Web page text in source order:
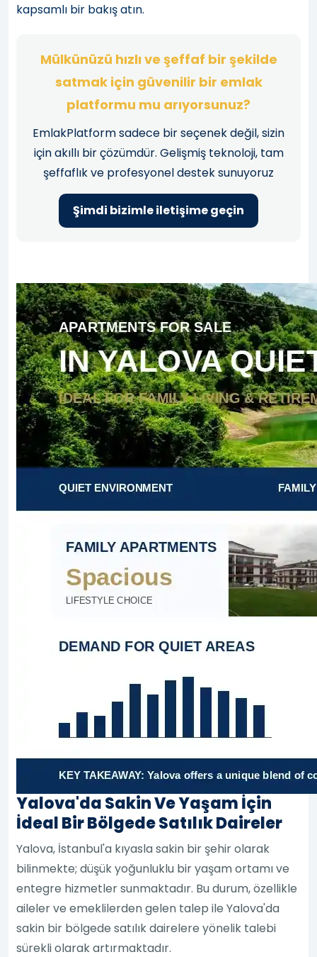
kapsamlı bir bakış atın.
Mülkünüzü hızlı ve şeffaf bir şekilde
satmak için güvenilir bir emlak
platformu mu arıyorsunuz?
EmlakPlatform sadece bir seçenek değil, sizin
için akıllı bir çözümdür. Gelişmiş teknoloji, tam
şeffaflık ve profesyonel destek sunuyoruz
Şimdi bizimle iletişime geçin
Yalova'da Sakin Ve Yaşam İçin
İdeal Bir Bölgede Satılık Daireler
Yalova, İstanbul'a kıyasla sakin bir şehir olarak
bilinmekte; düşük yoğunluklu bir yaşam ortamı ve
entegre hizmetler sunmaktadır. Bu durum, özellikle
aileler ve emeklilerden gelen talep ile Yalova'da
sakin bir bölgede satılık dairelere yönelik talebi
sürekli olarak artırmaktadır.